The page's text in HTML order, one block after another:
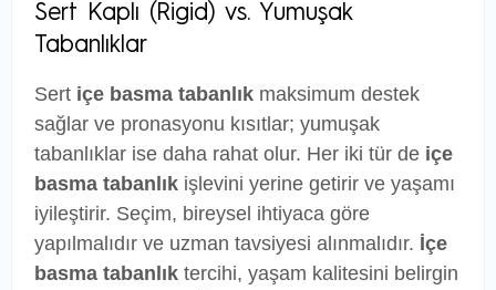
Sert Kaplı (Rigid) vs. Yumuşak
Tabanlıklar
Sert içe basma tabanlık maksimum destek
sağlar ve pronasyonu kısıtlar; yumuşak
tabanlıklar ise daha rahat olur. Her iki tür de içe
basma tabanlık işlevini yerine getirir ve yaşamı
iyileştirir. Seçim, bireysel ihtiyaca göre
yapılmalıdır ve uzman tavsiyesi alınmalıdır. İçe
basma tabanlık tercihi, yaşam kalitesini belirgin